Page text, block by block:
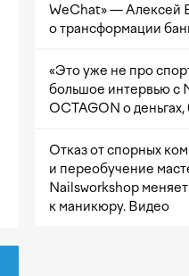
WeChat» — Алексей
о трансформации
«Это уже не про
большое интервью
OCTAGON о
Отказ от спорных
и переобучение
Nailsworkshop
к маникюру. Видео